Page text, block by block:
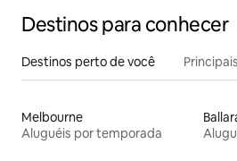
Destinos para conhecer
Destinos perto de você
Melbourne
Aluguéis por temporada